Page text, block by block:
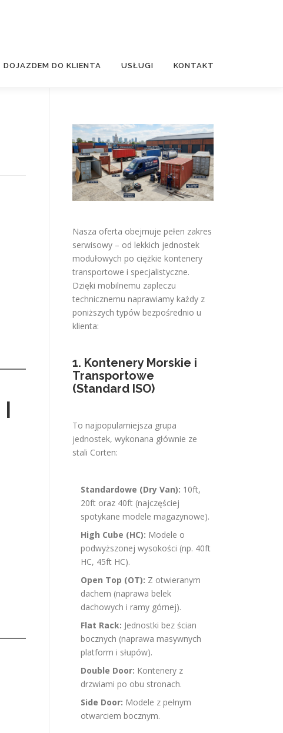
DOJAZDEM DO KLIENTA USŁUGI KONTAKT
Nasza oferta obejmuje pełen zakres
serwisowy – od lekkich jednostek
modułowych po ciężkie kontenery
transportowe i specjalistyczne.
Dzięki mobilnemu zapleczu
technicznemu naprawiamy każdy z
poniższych typów bezpośrednio u
klienta:
1. Kontenery Morskie i
Transportowe
(Standard ISO)
To najpopularniejsza grupa
jednostek, wykonana głównie ze
stali Corten:
Standardowe (Dry Van): 10ft,
20ft oraz 40ft (najczęściej
spotykane modele magazynowe).
High Cube (HC): Modele o
podwyższonej wysokości (np. 40ft
HC, 45ft HC).
Open Top (OT): Z otwieranym
dachem (naprawa belek
dachowych i ramy górnej).
Flat Rack: Jednostki bez ścian
bocznych (naprawa masywnych
platform i słupów).
Double Door: Kontenery z
drzwiami po obu stronach.
Side Door: Modele z pełnym
otwarciem bocznym.